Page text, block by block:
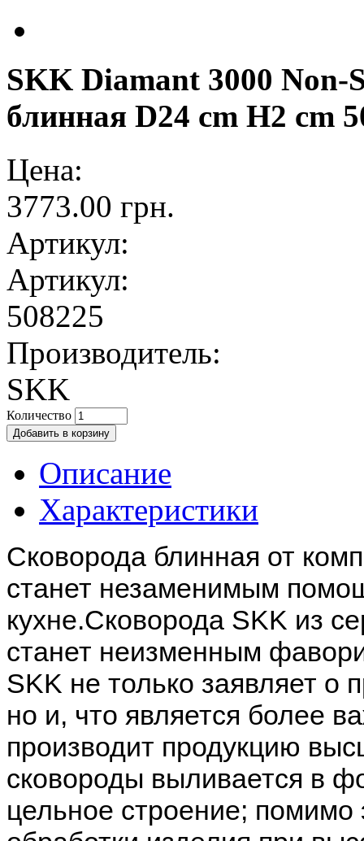
SKK Diamant 3000 Non-
блинная D24 cm H2 cm
Цена:
3773.00 грн.
Артикул:
Артикул:
508225
Производитель:
SKK
Количество
Описание
Характеристики
Сковорода блинная от
станет незаменимым
кухне.Сковорода SKK из
станет неизменным
SKK не только заявляет о
но и, что является более
производит продукцию
сковороды выливается в
цельное строение; помимо